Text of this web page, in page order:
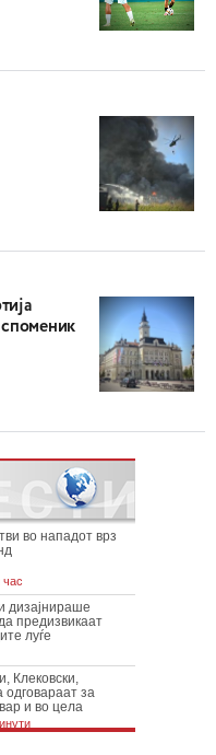
споменик